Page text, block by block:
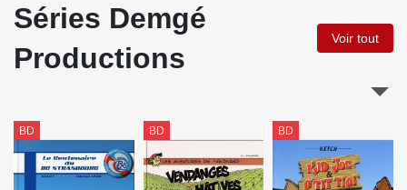
Séries Demgé
Productions
Voir tout
BD BD BD